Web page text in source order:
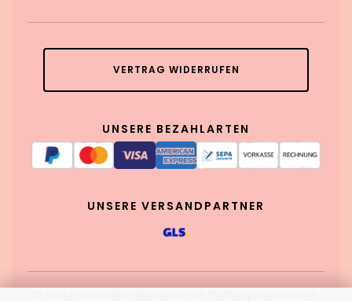
VERTRAG WIDERRUFEN
UNSERE BEZAHLARTEN
UNSERE VERSANDPARTNER